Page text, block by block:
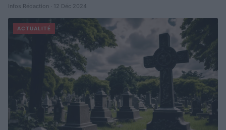
Infos Rédaction · 12 Déc 2024
ACTUALITÉ